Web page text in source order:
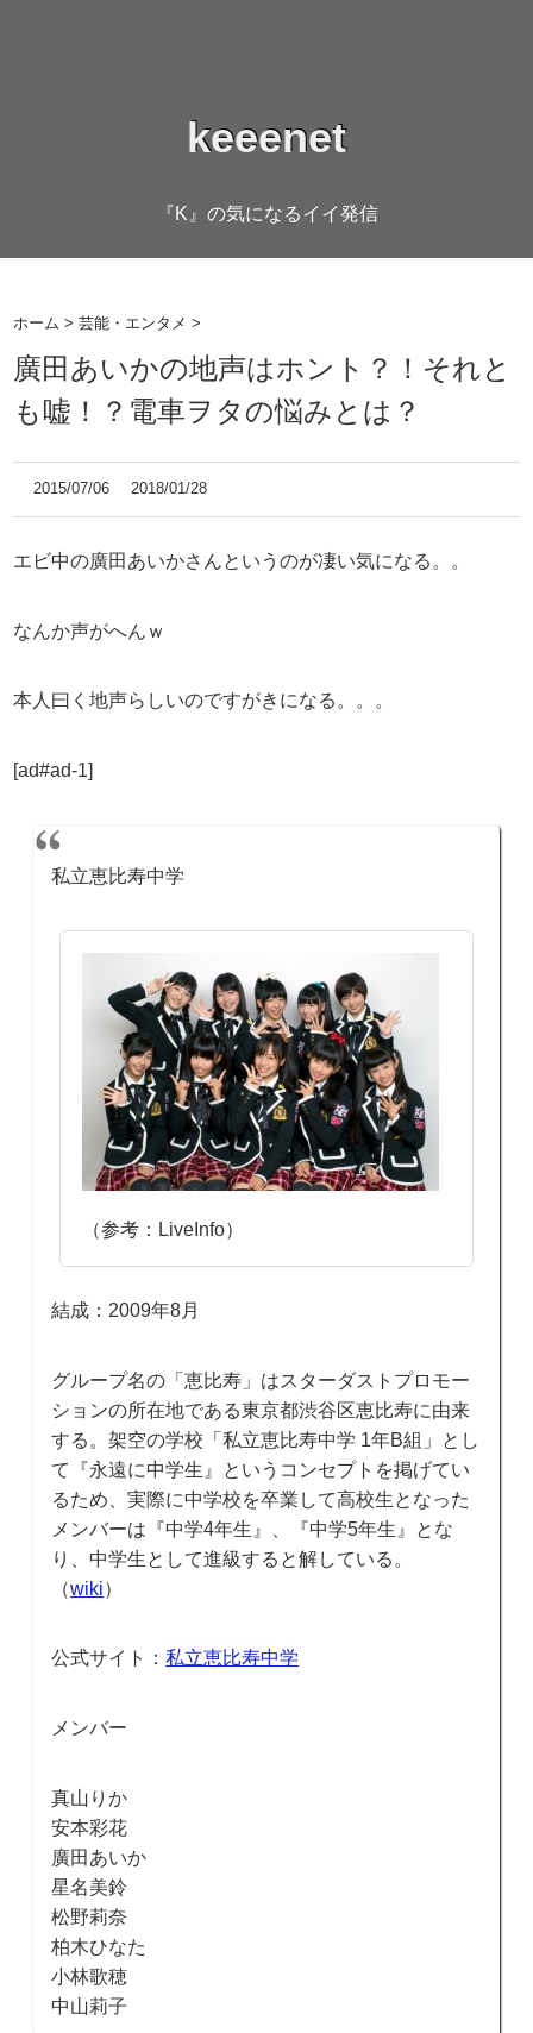
keeenet
『K』の気になるイイ発信
ホーム >芸能・エンタメ >
廣田あいかの地声はホント？！それと
も嘘！？電車ヲタの悩みとは？
2015/07/06 2018/01/28
エビ中の廣田あいかさんというのが凄い気になる。。
なんか声がへんｗ
本人曰く地声らしいのですがきになる。。。
[ad#ad-1]
私立恵比寿中学
（参考：LiveInfo）
結成：2009年8月
グループ名の「恵比寿」はスターダストプロモー
ションの所在地である東京都渋谷区恵比寿に由来
する。架空の学校「私立恵比寿中学 1年B組」とし
て『永遠に中学生』というコンセプトを掲げてい
るため、実際に中学校を卒業して高校生となった
メンバーは『中学4年生』、『中学5年生』とな
り、中学生として進級すると解している。
（wiki）
公式サイト：私立恵比寿中学
メンバー
真山りか
安本彩花
廣田あいか
星名美鈴
松野莉奈
柏木ひなた
小林歌穂
中山莉子